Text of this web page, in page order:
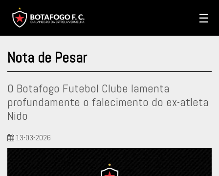
☰
Nota de Pesar
O Botafogo Futebol Clube lamenta
profundamente o falecimento do ex-atleta
Nido
13-03-2026